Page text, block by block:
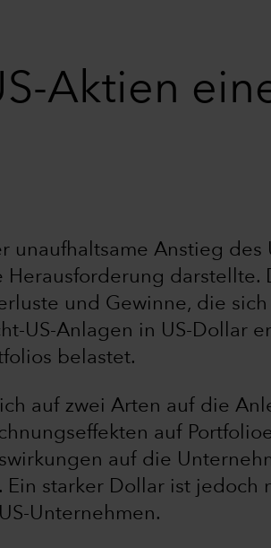
Aktien
unaufhaltsame Anstieg des
darstellte.
und Gewinne, die
US-Anlagen in US-Dollar
belastet.
auf zwei Arten auf die
auf
auf die
starker Dollar ist jedoch
Unternehmen.